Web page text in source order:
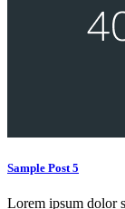
Sample Post 5
Lorem ipsum dolor